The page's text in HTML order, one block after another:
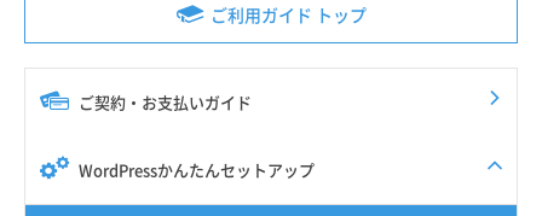
ご利用ガイド トップ
ご契約・お支払いガイド
WordPressかんたんセットアップ